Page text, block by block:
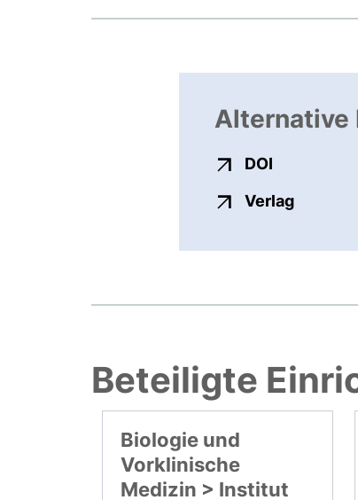
Alternative
DOI
Verlag
Beteiligte
Biologie und
Vorklinische
Medizin > Institut